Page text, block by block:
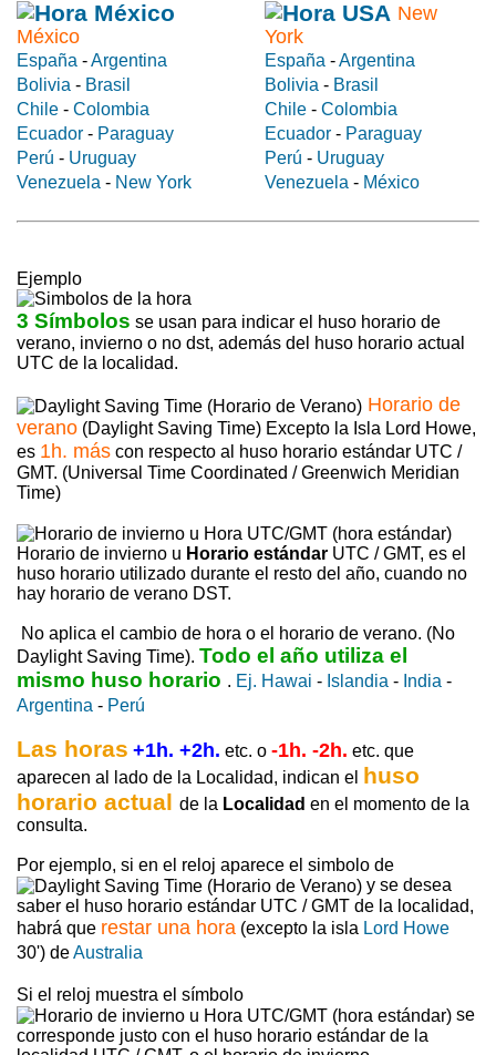
México
España -Argentina
Bolivia - Brasil
Chile - Colombia
Ecuador - Paraguay
Perú - Uruguay
Venezuela - New York
New
York
España -Argentina
Bolivia - Brasil
Chile - Colombia
Ecuador - Paraguay
Perú - Uruguay
Venezuela - México
Ejemplo
3 Símbolos se usan para indicar el huso horario de
verano, invierno o no dst, además del huso horario actual
UTC de la localidad.
Horario de
verano (Daylight Saving Time) Excepto la Isla Lord Howe,
es 1h. más con respecto al huso horario estándar UTC /
GMT. (Universal Time Coordinated / Greenwich Meridian
Time)
Horario de invierno u Horario estándar UTC / GMT, es el
huso horario utilizado durante el resto del año, cuando no
hay horario de verano DST.
No aplica el cambio de hora o el horario de verano. (No
Daylight Saving Time). Todo el año utiliza el
mismo huso horario . Ej. Hawai - Islandia - India -
Argentina - Perú
Las horas +1h. +2h. etc. o -1h. -2h. etc. que
aparecen al lado de la Localidad, indican el huso
horario actual de la Localidad en el momento de la
consulta.
Por ejemplo, si en el reloj aparece el simbolo de
y se desea
saber el huso horario estándar UTC / GMT de la localidad,
habrá que restar una hora (excepto la isla Lord Howe
30') deAustralia
Si el reloj muestra el símbolo
se
corresponde justo con el huso horario estándar de la